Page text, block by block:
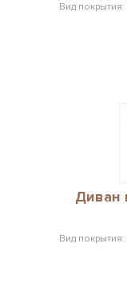
Вид покрытия:
Диван
Вид покрытия: